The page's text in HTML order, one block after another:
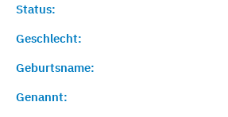
Status:
Geschlecht:
Geburtsname:
Genannt: